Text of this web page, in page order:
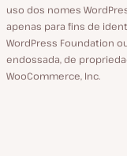
uso dos nomes
apenas para fins de
WordPress Foundation
endossada, de
WooCommerce, Inc.